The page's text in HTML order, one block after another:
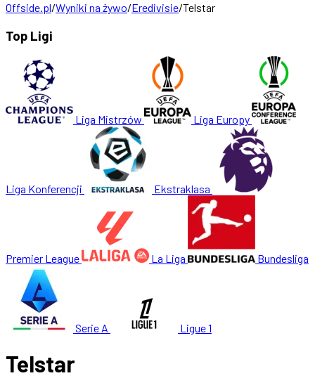
Offside.pl/Wyniki na żywo/Eredivisie/Telstar
Top Ligi
Liga Mistrzów Liga Europy
Liga Konferencji Ekstraklasa
Premier League La Liga Bundesliga
Serie A Ligue 1
Telstar